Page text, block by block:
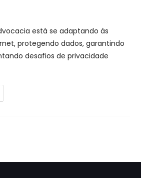
está se adaptando às
protegendo dados, garantindo
desafios de privacidade